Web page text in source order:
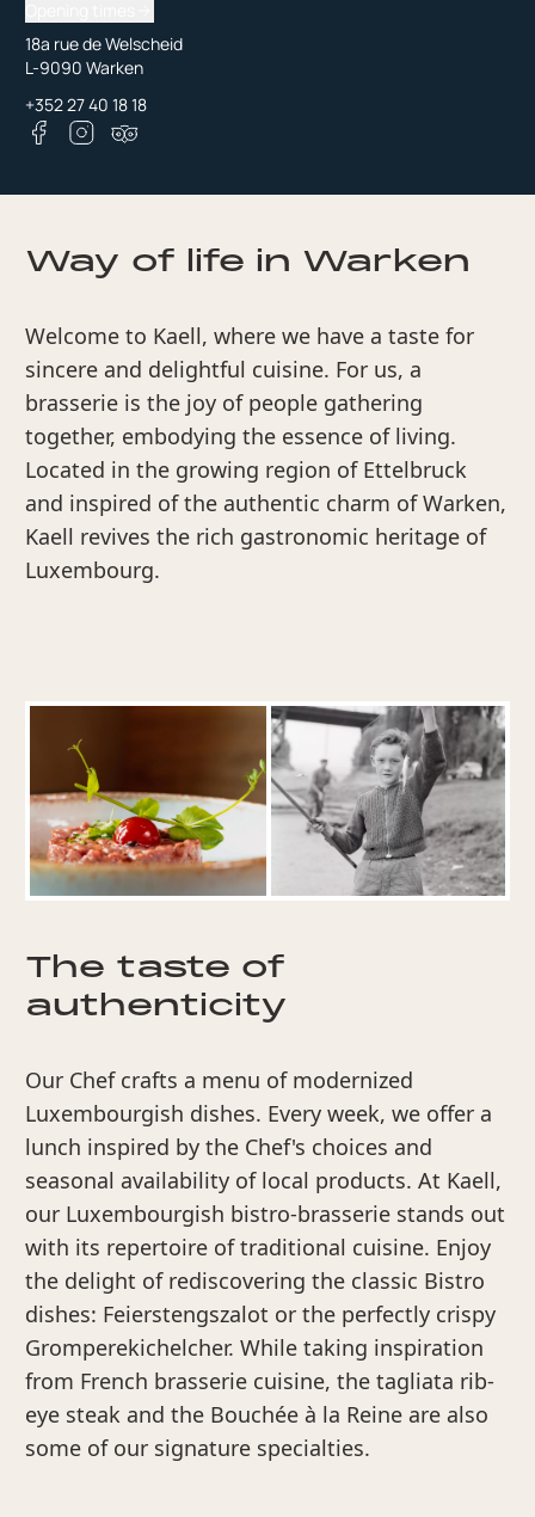
18a rue de Welscheid
L-9090 Warken
+352 27 40 18 18
Way of life in Warken
Welcome to Kaell, where we have a taste for
sincere and delightful cuisine. For us, a
brasserie is the joy of people gathering
together, embodying the essence of living.
Located in the growing region of Ettelbruck
and inspired of the authentic charm of Warken,
Kaell revives the rich gastronomic heritage of
Luxembourg.
The taste of
authenticity
Our Chef crafts a menu of modernized
Luxembourgish dishes. Every week, we offer a
lunch inspired by the Chef's choices and
seasonal availability of local products. At Kaell,
our Luxembourgish bistro-brasserie stands out
with its repertoire of traditional cuisine. Enjoy
the delight of rediscovering the classic Bistro
dishes: Feierstengszalot or the perfectly crispy
Gromperekichelcher. While taking inspiration
from French brasserie cuisine, the tagliata rib-
eye steak and the Bouchée à la Reine are also
some of our signature specialties.